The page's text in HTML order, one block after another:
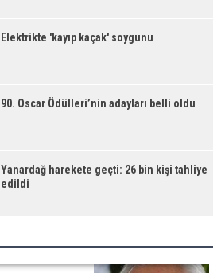
Elektrikte 'kayıp kaçak' soygunu
90. Oscar Ödülleri’nin adayları belli oldu
Yanardağ harekete geçti: 26 bin kişi tahliye
edildi